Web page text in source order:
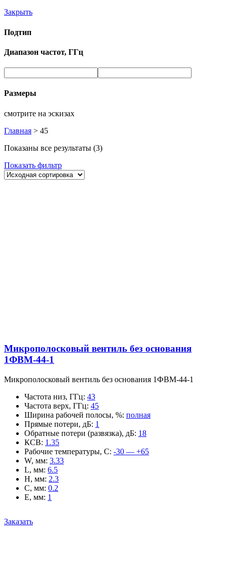
Закрыть
Подтип
Диапазон частот, ГГц
Размеры
смотрите на эскизах
Главная > 45
Показаны все результаты (3)
Показать фильтр
Микрополосковый вентиль без основания
1ФВМ-44-1
Микрополосковый вентиль без основания 1ФВМ-44-1
Частота низ, ГГц: 43
Частота верх, ГГц: 45
Ширина рабочей полосы, %: полная
Прямые потери, дБ: 1
Обратные потери (развязка), дБ: 18
КСВ: 1.35
Рабочие температуры, С: -30 — +65
W, мм: 3.33
L, мм: 6.5
H, мм: 2.3
C, мм: 0.2
E, мм: 1
Заказать